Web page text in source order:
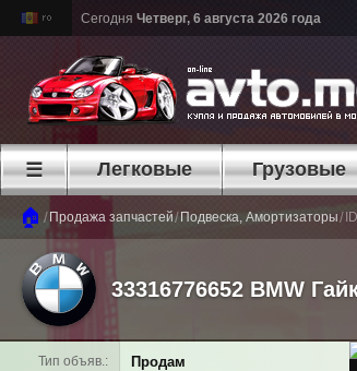
Сегодня Четверг, 6 августа 2026 года
☰ Легковые Грузовые
🏠 / Продажа запчастей/ Подвеска, Амортизаторы/
33316776652 BMW
Тип объяв. Продам